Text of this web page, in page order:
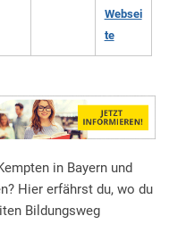
Websei
te
in Bayern und
Hier erfährst du, wo du
Bildungsweg